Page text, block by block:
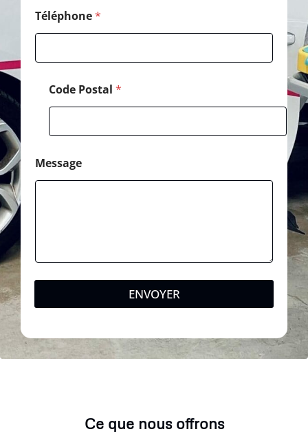
Téléphone*
Code Postal *
Message
ENVOYER
Ce que nous offrons